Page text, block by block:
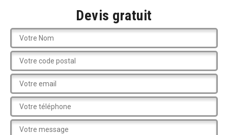
Devis gratuit